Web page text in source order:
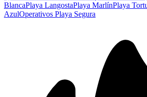
BlancaPlaya LangostaPlaya MarlínPlaya
AzulOperativos Playa Segura